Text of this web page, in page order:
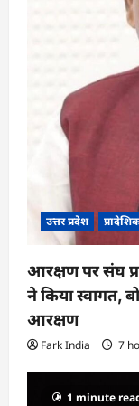
उत्तर प्रदेश
आरक्षण पर संघ
ने किया स्वागत,
आरक्षण
Fark India 7
1 minute